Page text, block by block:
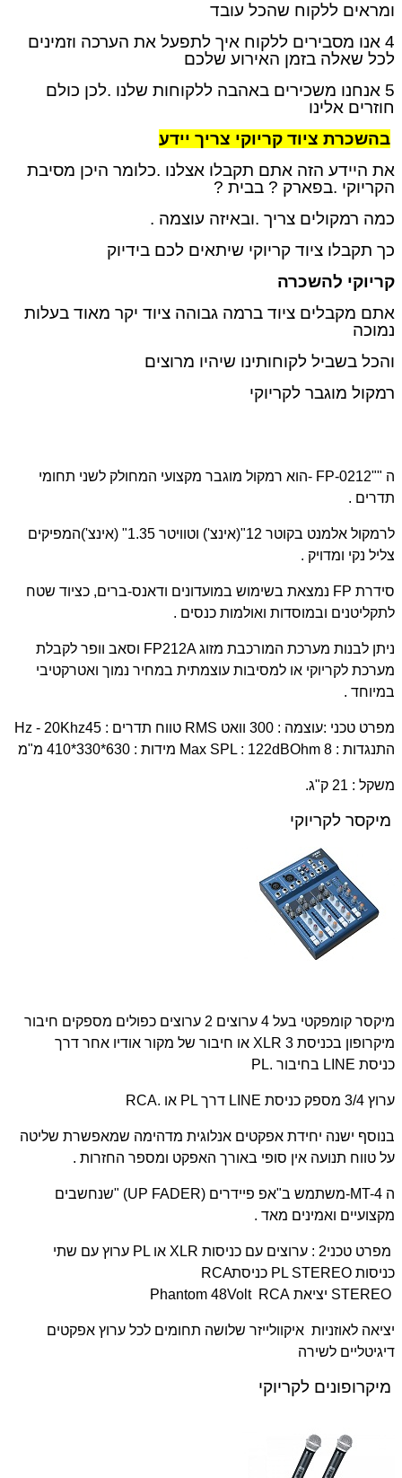
ומראים ללקוח שהכל עובד
4 אנו מסבירים ללקוח איך לתפעל את הערכה וזמינים
לכל שאלה בזמן האירוע שלכם
5 אנחנו משכירים באהבה ללקוחות שלנו .לכן כולם
חוזרים אלינו
בהשכרת ציוד קריוקי צריך יידע
את היידע הזה אתם תקבלו אצלנו .כלומר היכן מסיבת
הקריוקי .בפארק ? בבית ?
כמה רמקולים צריך .ובאיזה עוצמה .
כך תקבלו ציוד קריוקי שיתאים לכם בידיוק
קריוקי להשכרה
אתם מקבלים ציוד ברמה גבוהה ציוד יקר מאוד בעלות
נמוכה
והכל בשביל לקוחותינו שיהיו מרוצים
רמקול מוגבר לקריוקי
ה - FP-0212""הוא רמקול מוגבר מקצועי המחולק לשני תחומי
תדרים .
לרמקול אלמנט בקוטר 12"(אינצ') וטוויטר 1.35" (אינצ')המפיקים
צליל נקי ומדויק .
סידרת FP נמצאת בשימוש במועדונים ודאנס-ברים, כציוד שטח
לתקליטנים ובמוסדות ואולמות כנסים .
ניתן לבנות מערכת המורכבת מזוגFP212A וסאב וופר לקבלת
מערכת לקריוקי או למסיבות עוצמתית במחיר נמוך ואטרקטיבי
במיוחד .
מפרט טכני :עוצמה : 300 וואט RMS טווח תדרים : 45
Hz - 20Khz
התנגדות : 8
Ohm
Max SPL : 122dB מידות : 630*330*410 מ"מ
משקל : 21 ק"ג .
מיקסר לקריוקי
מיקסר קומפקטי בעל 4 ערוצים 2 ערוצים כפולים מספקים חיבור
מיקרופון בכניסת XLR 3 או חיבור של מקור אודיו אחר דרך
כניסת LINE בחיבור PL.
ערוץ 3/4 מספק כניסת LINE דרךPL או RCA.
בנוסף ישנה יחידת אפקטים אנלוגית מדהימה שמאפשרת שליטה
על טווח תנועה אין סופי באורך האפקט ומספר החזרות .
ה -MT-4משתמש ב"אפ פיידרים " (UP FADER)שנחשבים
מקצועיים ואמינים מאד .
מפרט טכני: 2 ערוצים עם כניסות XLR או PL ערוץ עם שתי
כניסות PL STEREO כניסתRCA
STEREO יציאת RCA
Phantom 48Volt
יציאה לאוזניות איקוולייזר שלושה תחומים לכל ערוץ אפקטים
דיגיטליים לשירה
מיקרופונים לקריוקי